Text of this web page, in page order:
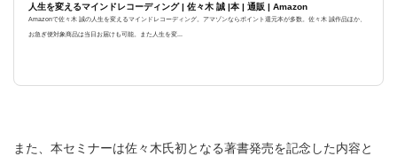
人生を変えるマインドレコーディング | 佐々木 誠 |本 | 通販 | Amazon
Amazonで佐々木 誠の人生を変えるマインドレコーディング。アマゾンならポイント還元本が多数。佐々木 誠作品ほか、
お急ぎ便対象商品は当日お届けも可能。また人生を変...
また、本セミナーは佐々木氏初となる著書発売を記念した内容と